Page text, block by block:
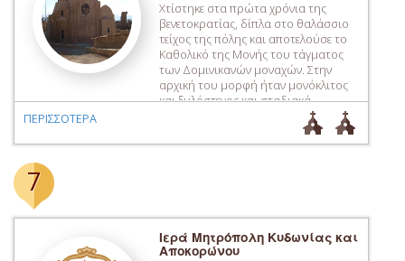
Χτίστηκε στα πρώτα χρόνια της
βενετοκρατίας, δίπλα στο θαλάσσιο
τείχος της πόλης και αποτελούσε το
Καθολικό της Μονής του τάγματος
των Δομινικανών μοναχών. Στην
αρχική του μορφή ήταν μονόκλιτος
και ξυλόστεγος και σταδιακά
προστέθηκαν σε αυτόν τέσσερα
παρεκκλήσια. Η αρχιτεκτονική του
παρουσιάζει ιδιαίτερο ενδιαφέρον
ΠΕΡΙΣΣΟΤΕΡΑ
7
Ιερά Μητρόπολη Κυδωνίας και
Αποκορώνου